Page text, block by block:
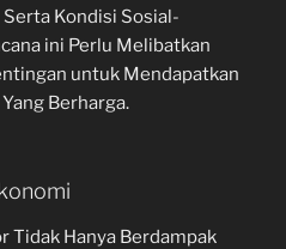
Kondisi Sosial-
ini Perlu Melibatkan
untuk Mendapatkan
Berharga.
Tidak Hanya Berdampak